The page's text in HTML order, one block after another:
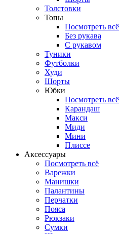
Толстовки
Топы
Посмотреть всё
Без рукава
С рукавом
Туники
Футболки
Худи
Шорты
Юбки
Посмотреть всё
Карандаш
Макси
Миди
Мини
Плиссе
Аксессуары
Посмотреть всё
Варежки
Манишки
Палантины
Перчатки
Пояса
Рюкзаки
Сумки